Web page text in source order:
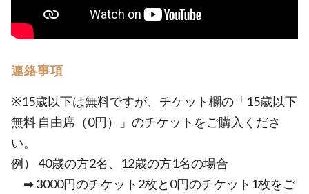
連絡事項
※15歳以下は無料ですが、チケット欄の「15歳以下
無料 自由席（0円）」のチケットをご購入くださ
い。
例） 40歳の方2名、12歳の方1名の場合
➡ 3000円のチケット2枚と0円のチケット1枚をご